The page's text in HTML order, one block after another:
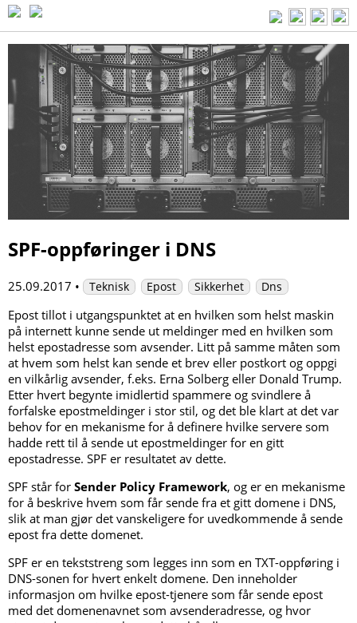
SPF-oppføringer i DNS
25.09.2017 • Teknisk Epost Sikkerhet Dns
Epost tillot i utgangspunktet at en hvilken som helst maskin
på internett kunne sende ut meldinger med en hvilken som
helst epostadresse som avsender. Litt på samme måten som
at hvem som helst kan sende et brev eller postkort og oppgi
en vilkårlig avsender, f.eks. Erna Solberg eller Donald Trump.
Etter hvert begynte imidlertid spammere og svindlere å
forfalske epostmeldinger i stor stil, og det ble klart at det var
behov for en mekanisme for å definere hvilke servere som
hadde rett til å sende ut epostmeldinger for en gitt
epostadresse. SPF er resultatet av dette.
SPF står for Sender Policy Framework, og er en mekanisme
for å beskrive hvem som får sende fra et gitt domene i DNS,
slik at man gjør det vanskeligere for uvedkommende å sende
epost fra dette domenet.
SPF er en tekststreng som legges inn som en TXT-oppføring i
DNS-sonen for hvert enkelt domene. Den inneholder
informasjon om hvilke epost-tjenere som får sende epost
med det domenenavnet som avsenderadresse, og hvor